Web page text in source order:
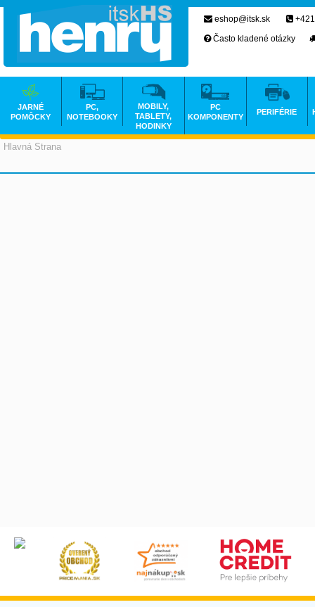
Hlavná Strana
eshop@itsk.sk
Často kladené otázky
JARNÉ
POMÔCKY
PC,
NOTEBOOKY
MOBILY,
TABLETY,
HODINKY
PC
KOMPONENTY
PERIFÉRIE